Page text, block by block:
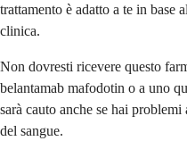
trattamento è adatto a te in base
clinica.
Non dovresti ricevere questo
belantamab mafodotin o a uno
sarà cauto anche se hai
del sangue.